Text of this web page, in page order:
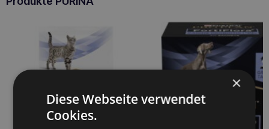
×
Diese Webseite verwendet
Cookies.